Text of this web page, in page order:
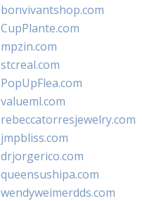
bonvivantshop.com
CupPlante.com
mpzin.com
stcreal.com
PopUpFlea.com
valueml.com
rebeccatorresjewelry.com
jmpbliss.com
drjorgerico.com
queensushipa.com
wendyweimerdds.com